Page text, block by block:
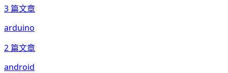
3篇文章
arduino
2篇文章
android